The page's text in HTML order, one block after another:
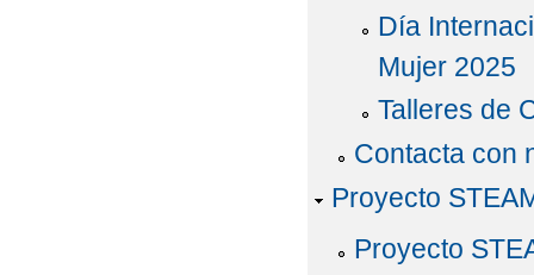
Día
Mujer 2025
Talleres de
Contacta con
Proyecto
Proyecto